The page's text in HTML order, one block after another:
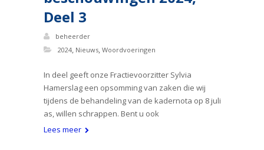
Deel 3
beheerder
2024, Nieuws, Woordvoeringen
In deel geeft onze Fractievoorzitter Sylvia
Hamerslag een opsomming van zaken die wij
tijdens de behandeling van de kadernota op 8 juli
as, willen schrappen. Bent u ook
Lees meer